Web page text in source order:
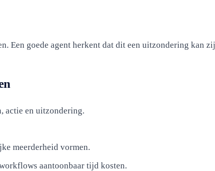
Een goede agent herkent dat dit een uitzondering kan
actie en uitzondering.
meerderheid vormen.
aantoonbaar tijd kosten.